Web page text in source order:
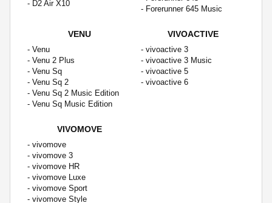
- D2 Air X10
- Forerunner 645 Music
VENU
- Venu
- Venu 2 Plus
- Venu Sq
- Venu Sq 2
- Venu Sq 2 Music Edition
- Venu Sq Music Edition
VIVOACTIVE
- vivoactive 3
- vivoactive 3 Music
- vivoactive 5
- vivoactive 6
VIVOMOVE
- vivomove
- vivomove 3
- vivomove HR
- vivomove Luxe
- vivomove Sport
- vivomove Style